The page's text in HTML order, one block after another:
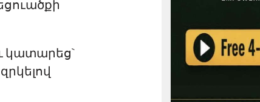
կատարեց`